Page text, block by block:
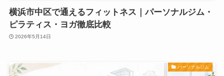
横浜市中区で通えるフィットネス｜パーソナルジム・
ピラティス・ヨガ徹底比較
2026年5月14日
パーソナルジム